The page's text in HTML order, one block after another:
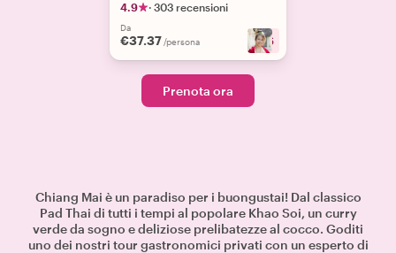
4.9 · 303 recensioni
Da
€37.37 /persona +6
Prenota ora
Chiang Mai è un paradiso per i buongustai! Dal classico
Pad Thai di tutti i tempi al popolare Khao Soi, un curry
verde da sogno e deliziose prelibatezze al cocco. Goditi
uno dei nostri tour gastronomici privati con un esperto di